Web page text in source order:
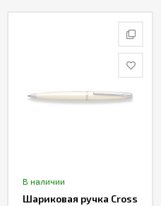
В наличии
Шариковая ручка Cross